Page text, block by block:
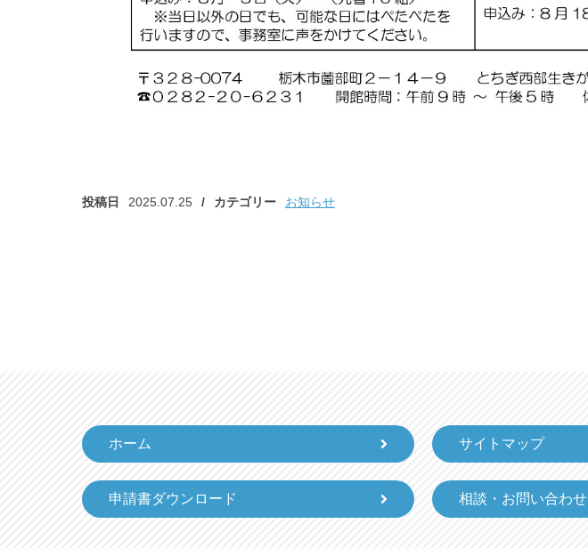
投稿日 2025.07.25 カテゴリー お知らせ
ホーム サイトマップ
申請書ダウンロード 相談・お問い合わせ